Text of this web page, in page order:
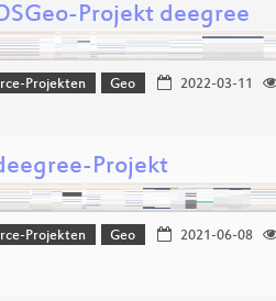
Projekt deegree
Projekten Geo 2022-03-11
Projekt
Projekten Geo 2021-06-08